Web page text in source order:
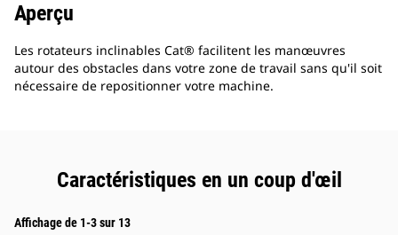
Aperçu
Les rotateurs inclinables Cat® facilitent les manœuvres
autour des obstacles dans votre zone de travail sans qu'il soit
nécessaire de repositionner votre machine.
Caractéristiques en un coup d'œil
Affichage de 1-3 sur 13